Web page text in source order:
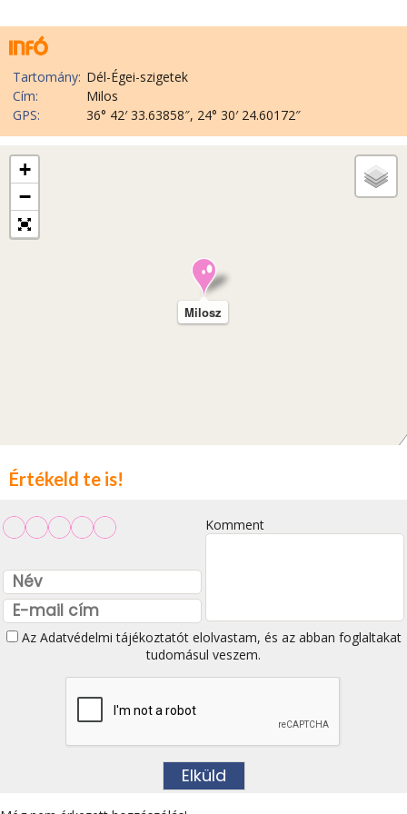
Tartomány: Dél-Égei-szigetek
Cím:
Milos
GPS:
36° 42′ 33.63858″, 24° 30′ 24.60172″
Milosz
+
−
Értékeld te is!
Komment
Az Adatvédelmi tájékoztatótelolvastam, és az abban foglaltakat
tudomásul veszem.